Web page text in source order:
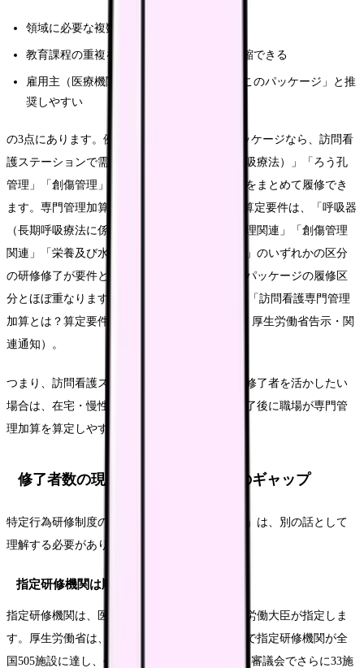
領域に必要な複数区分を一括で履修できる
教育課程の重複を整理し、総研修時間を短縮できる
雇用主（医療機関）側が「うちの病棟ならこのパッケージ」と推
奨しやすい
の3点にあります。例えば在宅・慢性期領域パッケージなら、訪問看
護ステーションで需要の高い「呼吸器（長期呼吸療法）」「ろう孔
管理」「創傷管理」「栄養及び水分管理」などをまとめて履修でき
ます。専門管理加算（医療保険・250点/月）の算定要件は、「呼吸器
（長期呼吸療法に係るもの）関連」「ろう孔管理関連」「創傷管理
関連」「栄養及び水分管理に係る薬剤投与関連」のいずれかの区分
の研修修了が要件とされており、在宅・慢性期パッケージの履修区
分とほぼ重なります（Source: 株式会社UPDATE「訪問看護専門管理
加算とは？算定要件・導入手順について解説」/ 厚生労働省告示・関
連通知）。
つまり、訪問看護ステーションで特定行為研修修了者を活かしたい
場合は、在宅・慢性期パッケージを選ぶと、修了後に職場が専門管
理加算を算定しやすい設計になっています。
修了者数の現実と、10万人目標とのギャップ
特定行為研修制度の「拡大状況」と「修了者数」は、別の話として
理解する必要があります。
指定研修機関は順調に拡大
指定研修機関は、医道審議会の審査を経て厚生労働大臣が指定しま
す。厚生労働省は、令和7年（2025年）3月時点で指定研修機関が全
国505施設に達し、令和8年（2026年）2月の医道審議会でさらに33施